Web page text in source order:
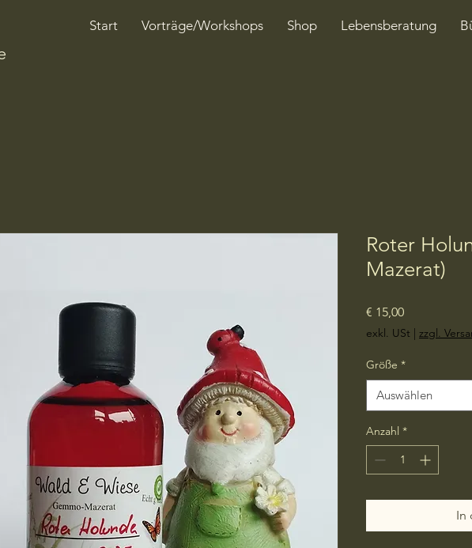
Start Vorträge/Workshops Shop Lebensberatung
Roter
Mazerat)
€ 15,00Preis
exkl. USt | zzgl.
Größe *
Auswählen
Anzahl *
In